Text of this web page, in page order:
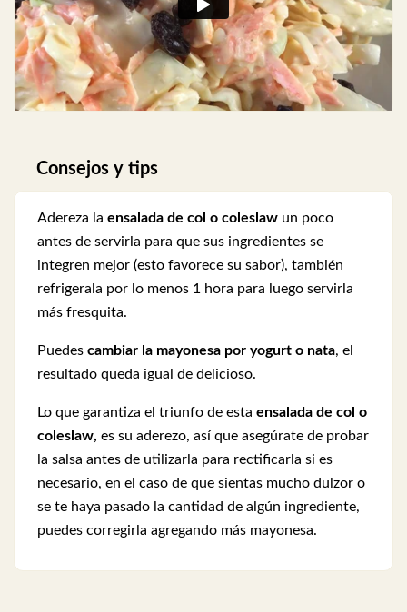
Consejos y tips
Adereza la ensalada de col o coleslaw un poco
antes de servirla para que sus ingredientes se
integren mejor (esto favorece su sabor), también
refrigerala por lo menos 1 hora para luego servirla
más fresquita.
Puedes cambiar la mayonesa por yogurt o nata, el
resultado queda igual de delicioso.
Lo que garantiza el triunfo de esta ensalada de col o
coleslaw, es su aderezo, así que asegúrate de probar
la salsa antes de utilizarla para rectificarla si es
necesario, en el caso de que sientas mucho dulzor o
se te haya pasado la cantidad de algún ingrediente,
puedes corregirla agregando más mayonesa.